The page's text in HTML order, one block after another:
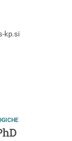
kp.si